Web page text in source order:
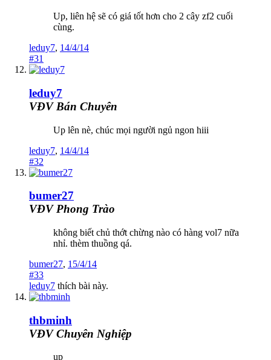
Up, liên hệ sẽ có giá tốt hơn cho 2 cây zf2 cuối
cùng.
leduy7, 14/4/14
#31
leduy7
VĐV Bán Chuyên
Up lên nè, chúc mọi người ngủ ngon hiii
leduy7, 14/4/14
#32
bumer27
VĐV Phong Trào
không biết chủ thớt chừng nào có hàng vol7 nữa
nhỉ. thèm thuồng qá.
bumer27, 15/4/14
#33
leduy7 thích bài này.
thbminh
VĐV Chuyên Nghiệp
up